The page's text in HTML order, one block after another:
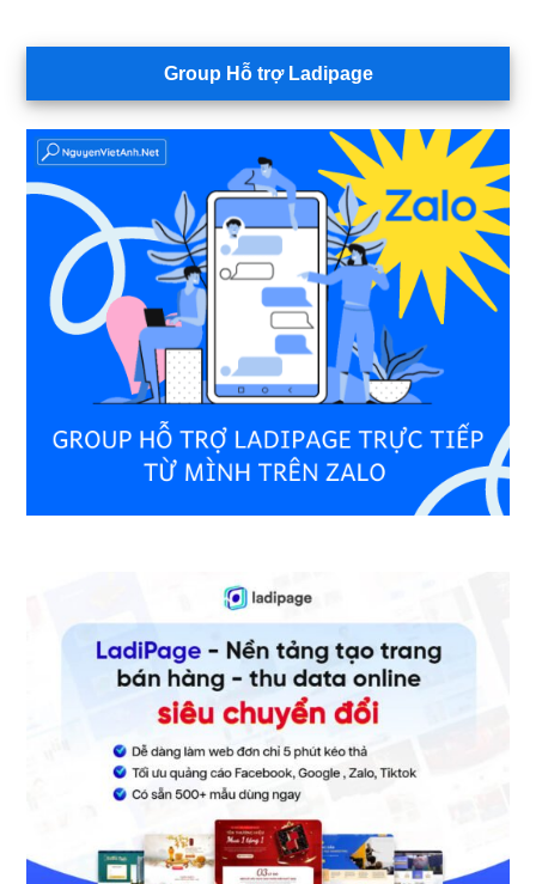
Group Hỗ trợ Ladipage